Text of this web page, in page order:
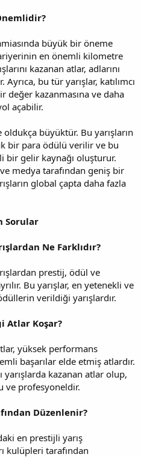
büyük bir öneme
en önemli kilometre
kazanan atlar, adlarını
bu tür yarışlar, katılımcı
değer kazanmasına ve daha
açabilir.
oldukça büyüktür. Bu yarışların
bir para ödülü verilir ve bu
bir gelir kaynağı oluşturur.
medya tarafından geniş bir
global çapta daha fazla
Sorular
Ne Farklıdır?
prestij, ödül ve
Bu yarışlar, en yetenekli ve
verildiği yarışlardır.
Atlar Koşar?
yüksek performans
başarılar elde etmiş atlardır.
kazanan atlar olup,
ve profesyoneldir.
Düzenlenir?
en prestijli yarış
kulüpleri tarafından